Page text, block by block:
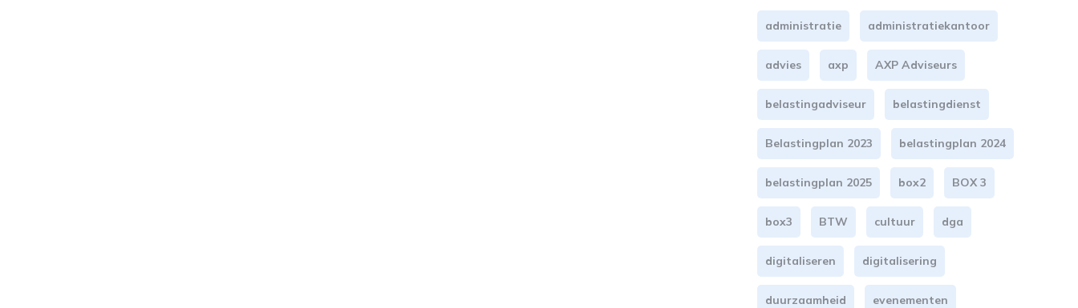
administratie administratiekantoor
advies axp AXP Adviseurs
belastingadviseur belastingdienst
Belastingplan 2023 belastingplan 2024
belastingplan 2025 box2 BOX 3
box3 BTW cultuur dga
digitaliseren digitalisering
duurzaamheid evenementen